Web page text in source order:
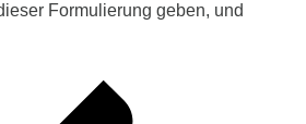
Formulierung geben, und